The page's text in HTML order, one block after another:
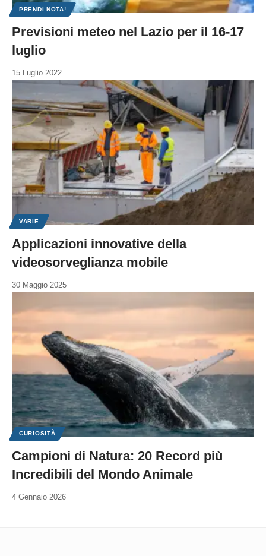
PRENDI NOTA!
Previsioni meteo nel Lazio per il 16-17
luglio
15 Luglio 2022
VARIE
Applicazioni innovative della
videosorveglianza mobile
30 Maggio 2025
CURIOSITÀ
Campioni di Natura: 20 Record più
Incredibili del Mondo Animale
4 Gennaio 2026